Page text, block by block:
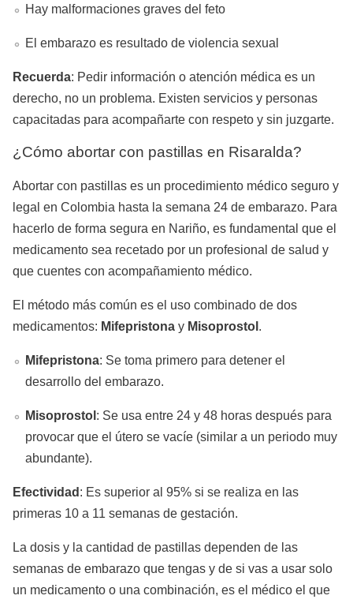
Hay malformaciones graves del feto
El embarazo es resultado de violencia sexual
Recuerda: Pedir información o atención médica es un
derecho, no un problema. Existen servicios y personas
capacitadas para acompañarte con respeto y sin juzgarte.
¿Cómo abortar con pastillas en Risaralda?
Abortar con pastillas es un procedimiento médico seguro y
legal en Colombia hasta la semana 24 de embarazo. Para
hacerlo de forma segura en Nariño, es fundamental que el
medicamento sea recetado por un profesional de salud y
que cuentes con acompañamiento médico.
El método más común es el uso combinado de dos
medicamentos: Mifepristona y Misoprostol .
Mifepristona: Se toma primero para detener el
desarrollo del embarazo.
Misoprostol : Se usa entre 24 y 48 horas después para
provocar que el útero se vacíe (similar a un periodo muy
abundante).
Efectividad : Es superior al 95% si se realiza en las
primeras 10 a 11 semanas de gestación.
La dosis y la cantidad de pastillas dependen de las
semanas de embarazo que tengas y de si vas a usar solo
un medicamento o una combinación, es el médico el que